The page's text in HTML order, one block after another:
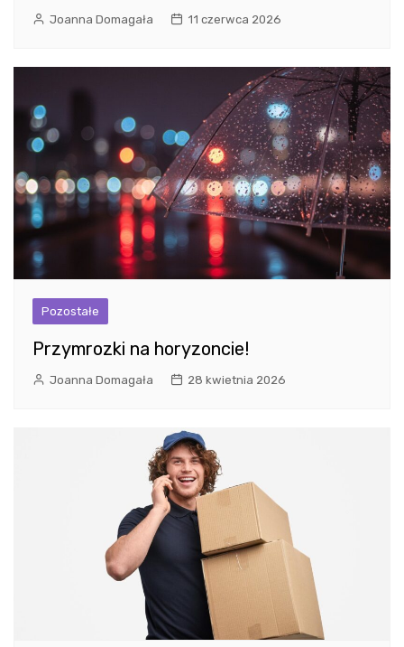
Joanna Domagała 11 czerwca 2026
Pozostałe
Przymrozki na horyzoncie!
Joanna Domagała 28 kwietnia 2026